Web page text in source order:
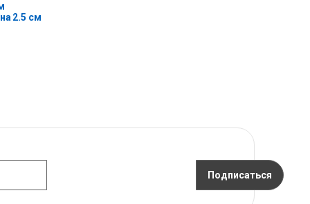
2.5 см
Подписаться